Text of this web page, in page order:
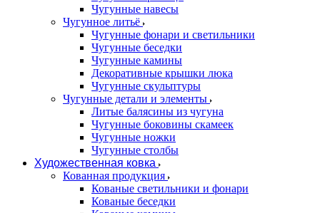
Чугунные навесы
Чугунное литьё
Чугунные фонари и светильники
Чугунные беседки
Чугунные камины
Декоративные крышки люка
Чугунные скульптуры
Чугунные детали и элементы
Литые балясины из чугуна
Чугунные боковины скамеек
Чугунные ножки
Чугунные столбы
Художественная ковка
Кованная продукция
Кованые светильники и фонари
Кованые беседки